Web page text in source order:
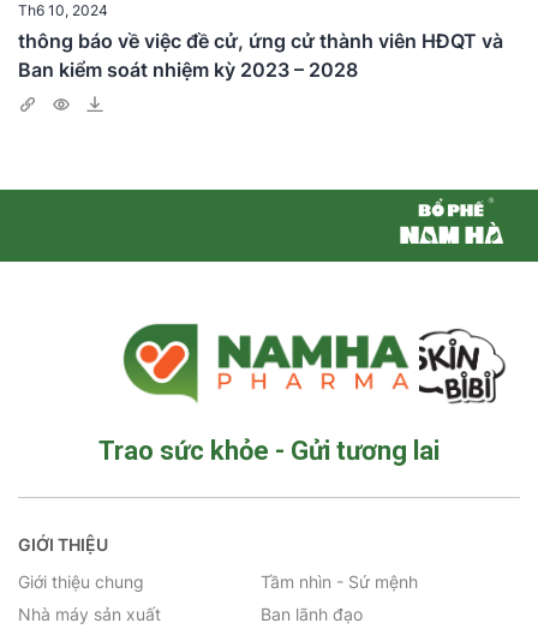
Th6 10, 2024
thông báo về việc đề cử, ứng cử thành viên HĐQT và
Ban kiểm soát nhiệm kỳ 2023 – 2028
Trao sức khỏe - Gửi tương lai
GIỚI THIỆU
Giới thiệu chung
Tầm nhìn - Sứ mệnh
Nhà máy sản xuất
Ban lãnh đạo